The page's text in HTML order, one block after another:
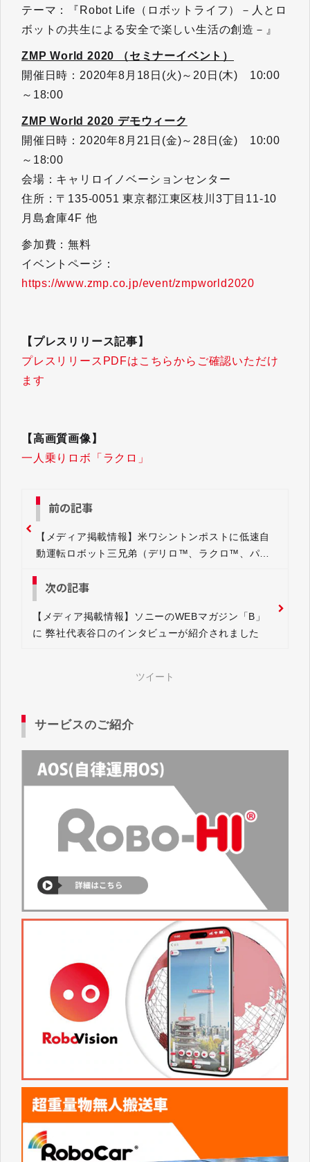
テーマ：『Robot Life（ロボットライフ）－人とロ
ボットの共生による安全で楽しい生活の創造－』
ZMP World 2020 （セミナーイベント）
開催日時：2020年8月18日(火)～20日(木) 10:00
～18:00
ZMP World 2020 デモウィーク
開催日時：2020年8月21日(金)～28日(金) 10:00
～18:00
会場：キャリロイノベーションセンター
住所：〒135-0051 東京都江東区枝川3丁目11-10
月島倉庫4F 他
参加費：無料
イベントページ：
https://www.zmp.co.jp/event/zmpworld2020
【プレスリリース記事】
プレスリリースPDFはこちらからご確認いただけ
ます
【高画質画像】
一人乗りロボ「ラクロ」
前の記事
【メディア掲載情報】米ワシントンポストに低速自
動運転ロボット三兄弟（デリロ™、ラクロ™、パト
次の記事
【メディア掲載情報】ソニーのWEBマガジン「B」
に 弊社代表谷口のインタビューが紹介されました
ツイート
サービスのご紹介